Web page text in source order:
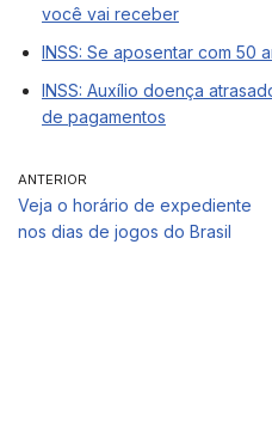
você vai receber
INSS: Se aposentar com 50
INSS: Auxílio doença
de pagamentos
ANTERIOR
Veja o horário de expediente
nos dias de jogos do Brasil